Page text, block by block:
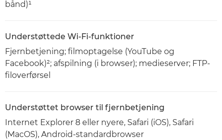
bånd)¹
Understøttede Wi-Fi-funktioner
Fjernbetjening; filmoptagelse (YouTube og
Facebook)²; afspilning (i browser); medieserver; FTP-
filoverførsel
Understøttet browser til fjernbetjening
Internet Explorer 8 eller nyere, Safari (iOS), Safari
(MacOS), Android-standardbrowser